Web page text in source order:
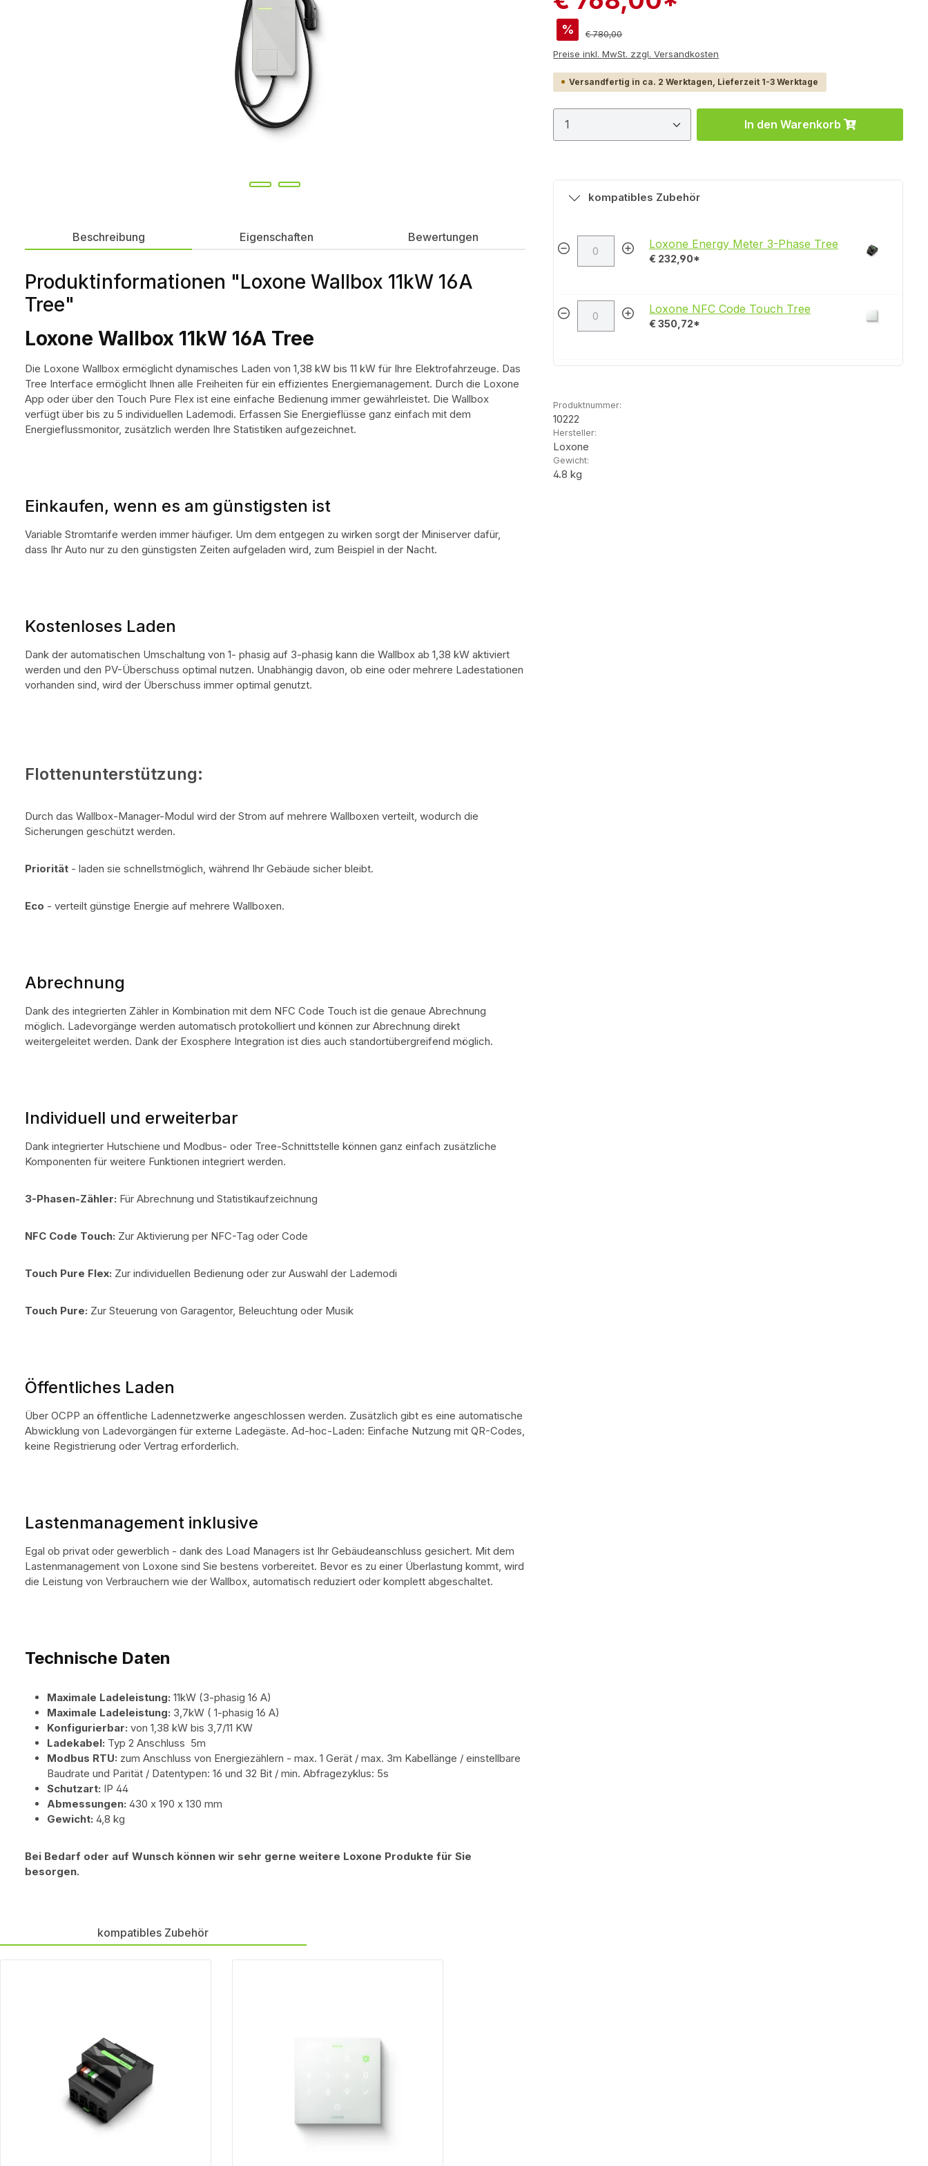
% Regulärer Preis:
€ 780,00
Preise inkl. MwSt. zzgl. Versandkosten
Versandfertig in ca. 2 Werktagen, Lieferzeit 1-3 Werktage
Produkt Anzahl: Gib den gewünschten Wert
In den Warenkorb
kompatibles Zubehör
Loxone Energy Meter 3-Phase Tree
€ 232,90*
Loxone NFC Code Touch Tree
€ 350,72*
Produktnummer:
10222
Hersteller:
Loxone
Gewicht:
4.8 kg
Beschreibung Eigenschaften Bewertungen
Produktinformationen "Loxone Wallbox 11kW 16A
Tree"
Loxone Wallbox 11kW 16A Tree
Die Loxone Wallbox ermöglicht dynamisches Laden von 1,38 kW bis 11 kW für Ihre Elektrofahrzeuge. Das
Tree Interface ermöglicht Ihnen alle Freiheiten für ein effizientes Energiemanagement. Durch die Loxone
App oder über den Touch Pure Flex ist eine einfache Bedienung immer gewährleistet. Die Wallbox
verfügt über bis zu 5 individuellen Lademodi. Erfassen Sie Energieflüsse ganz einfach mit dem
Energieflussmonitor, zusätzlich werden Ihre Statistiken aufgezeichnet.
Einkaufen, wenn es am günstigsten ist
Variable Stromtarife werden immer häufiger. Um dem entgegen zu wirken sorgt der Miniserver dafür,
dass Ihr Auto nur zu den günstigsten Zeiten aufgeladen wird, zum Beispiel in der Nacht.
Kostenloses Laden
Dank der automatischen Umschaltung von 1- phasig auf 3-phasig kann die Wallbox ab 1,38 kW aktiviert
werden und den PV-Überschuss optimal nutzen. Unabhängig davon, ob eine oder mehrere Ladestationen
vorhanden sind, wird der Überschuss immer optimal genutzt.
Flottenunterstützung:
Durch das Wallbox-Manager-Modul wird der Strom auf mehrere Wallboxen verteilt, wodurch die
Sicherungen geschützt werden.
Priorität - laden sie schnellstmöglich, während Ihr Gebäude sicher bleibt.
Eco - verteilt günstige Energie auf mehrere Wallboxen.
Abrechnung
Dank des integrierten Zähler in Kombination mit dem NFC Code Touch ist die genaue Abrechnung
möglich. Ladevorgänge werden automatisch protokolliert und können zur Abrechnung direkt
weitergeleitet werden. Dank der Exosphere Integration ist dies auch standortübergreifend möglich.
Individuell und erweiterbar
Dank integrierter Hutschiene und Modbus- oder Tree-Schnittstelle können ganz einfach zusätzliche
Komponenten für weitere Funktionen integriert werden.
3-Phasen-Zähler: Für Abrechnung und Statistikaufzeichnung
NFC Code Touch: Zur Aktivierung per NFC-Tag oder Code
Touch Pure Flex: Zur individuellen Bedienung oder zur Auswahl der Lademodi
Touch Pure: Zur Steuerung von Garagentor, Beleuchtung oder Musik
Öffentliches Laden
Über OCPP an öffentliche Ladennetzwerke angeschlossen werden. Zusätzlich gibt es eine automatische
Abwicklung von Ladevorgängen für externe Ladegäste. Ad-hoc-Laden: Einfache Nutzung mit QR-Codes,
keine Registrierung oder Vertrag erforderlich.
Lastenmanagement inklusive
Egal ob privat oder gewerblich - dank des Load Managers ist Ihr Gebäudeanschluss gesichert. Mit dem
Lastenmanagement von Loxone sind Sie bestens vorbereitet. Bevor es zu einer Überlastung kommt, wird
die Leistung von Verbrauchern wie der Wallbox, automatisch reduziert oder komplett abgeschaltet.
Technische Daten
Maximale Ladeleistung: 11kW (3-phasig 16 A)
Maximale Ladeleistung: 3,7kW ( 1-phasig 16 A)
Konfigurierbar: von 1,38 kW bis 3,7/11 KW
Ladekabel: Typ 2 Anschluss 5m
Modbus RTU: zum Anschluss von Energiezählern - max. 1 Gerät / max. 3m Kabellänge / einstellbare
Baudrate und Parität / Datentypen: 16 und 32 Bit / min. Abfragezyklus: 5s
Schutzart: IP 44
Abmessungen: 430 x 190 x 130 mm
Gewicht: 4,8 kg
Bei Bedarf oder auf Wunsch können wir sehr gerne weitere Loxone Produkte für Sie
besorgen.
kompatibles Zubehör